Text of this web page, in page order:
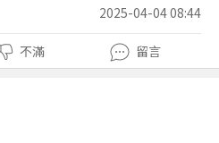
2025-04-04 08:44
不滿 留言